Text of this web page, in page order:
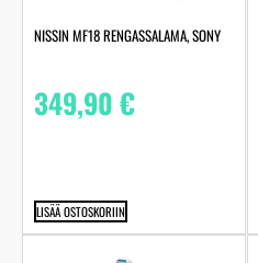
NISSIN MF18 RENGASSALAMA, SONY
349,90€
LISÄÄ OSTOSKORIIN